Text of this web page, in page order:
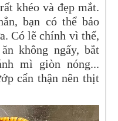
khéo và đẹp mắt.
bạn có thể bảo
Có lẽ chính vì thế,
không ngấy, bắt
mì giòn nóng...
cẩn thận nên thịt